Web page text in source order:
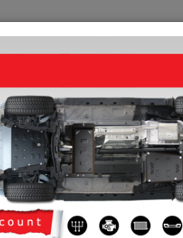
KRYT POD MOTOR HOME
1.00
Kód